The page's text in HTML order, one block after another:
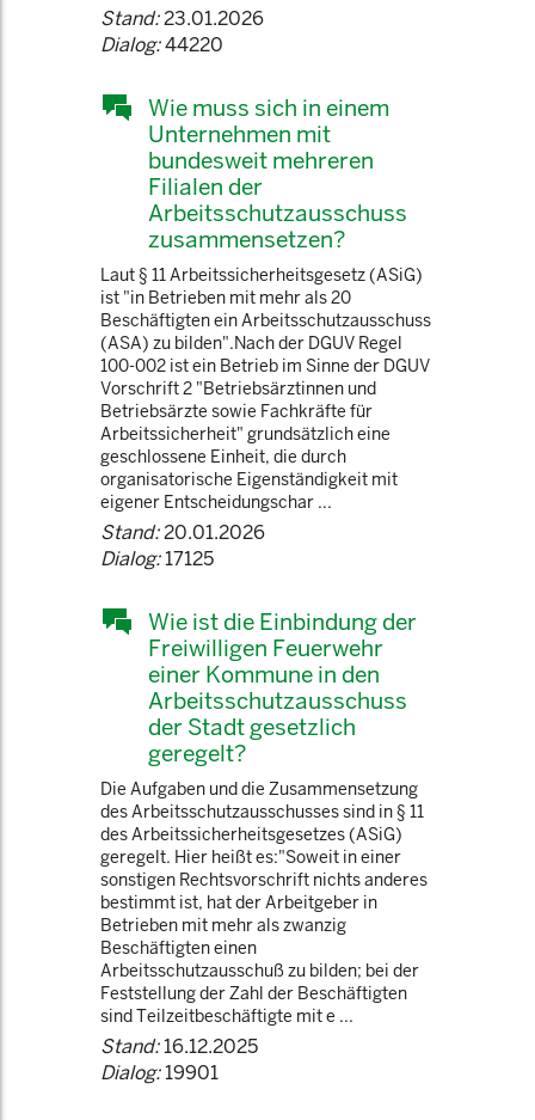
Stand:23.01.2026
Dialog:44220
Wie muss sich in einem
Unternehmen mit
bundesweit mehreren
Filialen der
Arbeitsschutzausschuss
zusammensetzen?
Laut § 11 Arbeitssicherheitsgesetz (ASiG)
ist "in Betrieben mit mehr als 20
Beschäftigten ein Arbeitsschutzausschuss
(ASA) zu bilden".Nach der DGUV Regel
100-002 ist ein Betrieb im Sinne der DGUV
Vorschrift 2 "Betriebsärztinnen und
Betriebsärzte sowie Fachkräfte für
Arbeitssicherheit" grundsätzlich eine
geschlossene Einheit, die durch
organisatorische Eigenständigkeit mit
eigener Entscheidungschar ...
Stand:20.01.2026
Dialog:17125
Wie ist die Einbindung der
Freiwilligen Feuerwehr
einer Kommune in den
Arbeitsschutzausschuss
der Stadt gesetzlich
geregelt?
Die Aufgaben und die Zusammensetzung
des Arbeitsschutzausschusses sind in § 11
des Arbeitssicherheitsgesetzes (ASiG)
geregelt. Hier heißt es:"Soweit in einer
sonstigen Rechtsvorschrift nichts anderes
bestimmt ist, hat der Arbeitgeber in
Betrieben mit mehr als zwanzig
Beschäftigten einen
Arbeitsschutzausschuß zu bilden; bei der
Feststellung der Zahl der Beschäftigten
sind Teilzeitbeschäftigte mit e ...
Stand:16.12.2025
Dialog:19901